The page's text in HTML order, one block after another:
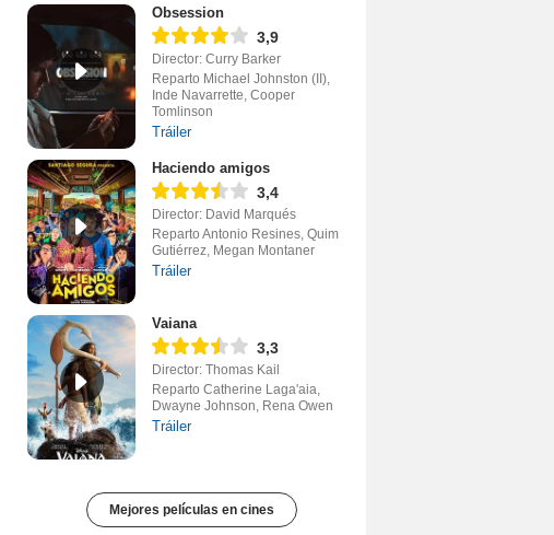
Obsession
3,9
Director: Curry Barker
Reparto Michael Johnston (II),
Inde Navarrette, Cooper
Tomlinson
Tráiler
Haciendo amigos
3,4
Director: David Marqués
Reparto Antonio Resines, Quim
Gutiérrez, Megan Montaner
Tráiler
Vaiana
3,3
Director: Thomas Kail
Reparto Catherine Laga'aia,
Dwayne Johnson, Rena Owen
Tráiler
Mejores películas en cines